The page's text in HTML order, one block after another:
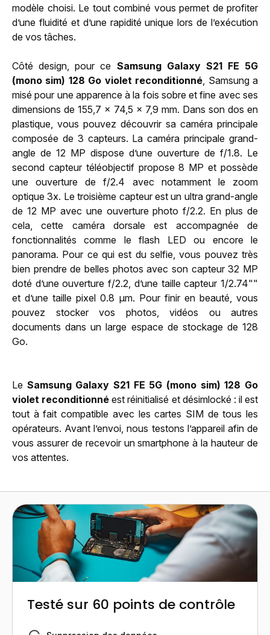
modèle choisi. Le tout combiné vous permet de profiter
d’une fluidité et d’une rapidité unique lors de l’exécution
de vos tâches.
Côté design, pour ce Samsung Galaxy S21 FE 5G
(mono sim) 128 Go violet reconditionné , Samsung a
misé pour une apparence à la fois sobre et fine avec ses
dimensions de 155,7 x 74,5 x 7,9 mm. Dans son dos en
plastique, vous pouvez découvrir sa caméra principale
composée de 3 capteurs. La caméra principale grand-
angle de 12 MP dispose d’une ouverture de f/1.8. Le
second capteur téléobjectif propose 8 MP et possède
une ouverture de f/2.4 avec notamment le zoom
optique 3x. Le troisième capteur est un ultra grand-angle
de 12 MP avec une ouverture photo f/2.2. En plus de
cela, cette caméra dorsale est accompagnée de
fonctionnalités comme le flash LED ou encore le
panorama. Pour ce qui est du selfie, vous pouvez très
bien prendre de belles photos avec son capteur 32 MP
doté d’une ouverture f/2.2, d’une taille capteur 1/2.74""
et d’une taille pixel 0.8 µm. Pour finir en beauté, vous
pouvez stocker vos photos, vidéos ou autres
documents dans un large espace de stockage de 128
Go.
Le Samsung Galaxy S21 FE 5G (mono sim) 128 Go
violet reconditionné est réinitialisé et désimlocké : il est
tout à fait compatible avec les cartes SIM de tous les
opérateurs. Avant l’envoi, nous testons l’appareil afin de
vous assurer de recevoir un smartphone à la hauteur de
vos attentes.
Testé sur 60 points de contrôle